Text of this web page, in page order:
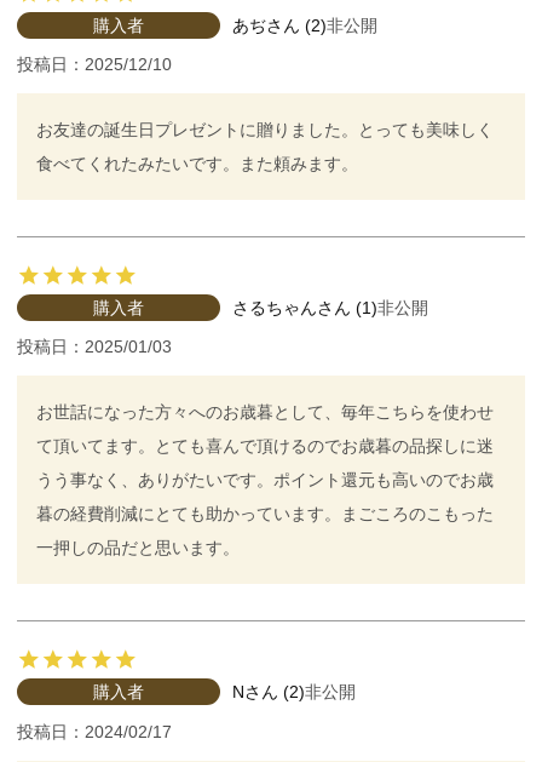
あぢ 2
購入者 非公開
投稿日 2025/12/10
お友達の誕生日プレゼントに贈りました。とっても美味しく
食べてくれたみたいです。また頼みます。
さるちゃん 1
購入者 非公開
投稿日 2025/01/03
お世話になった方々へのお歳暮として、毎年こちらを使わせ
て頂いてます。とても喜んで頂けるのでお歳暮の品探しに迷
うう事なく、ありがたいです。ポイント還元も高いのでお歳
暮の経費削減にとても助かっています。まごころのこもった
一押しの品だと思います。
N 2
購入者 非公開
投稿日 2024/02/17